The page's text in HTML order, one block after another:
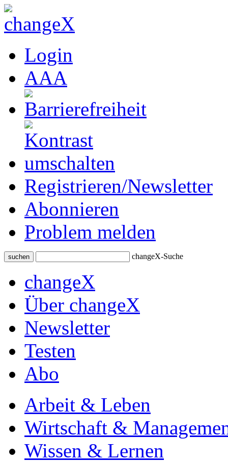
Login
AAA
Registrieren/Newsletter
Abonnieren
Problem melden
suchen changeX-Suche
changeX
Über changeX
Newsletter
Testen
Abo
Arbeit & Leben
Wirtschaft &
Wissen & Lernen